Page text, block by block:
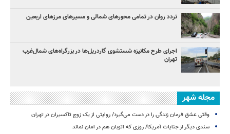
تردد روان در تمامی محورهای شمالی و مسیرهای مرزهای اربعین
اجرای طرح مکانیزه شستشوی گاردریل‌ها در بزرگراه‌های شمال‌غرب
تهران
مجله شهر
وقتی عشق فرمان زندگی را در دست می‌گیرد/ روایتی از یک زوج تاکسیران در تهران
سندی دیگر از جنایات آمریکا/ روزی که اتوبان هم در امان نماند